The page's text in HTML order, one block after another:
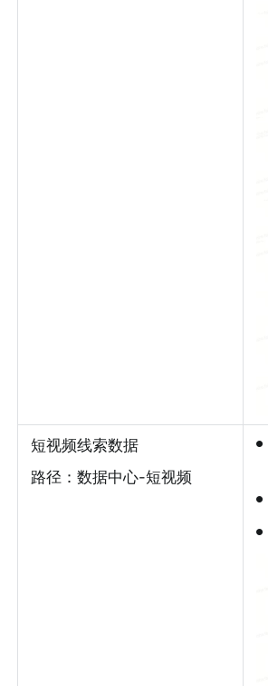
短视频线索数据
路径：数据中心-短视频
•
•
•